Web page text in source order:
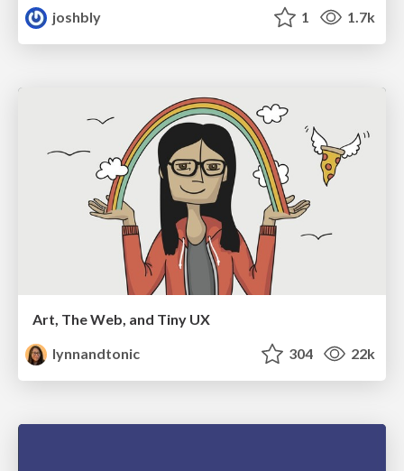
joshbly
1 1.7k
Art, The Web, and Tiny UX
lynnandtonic
304 22k